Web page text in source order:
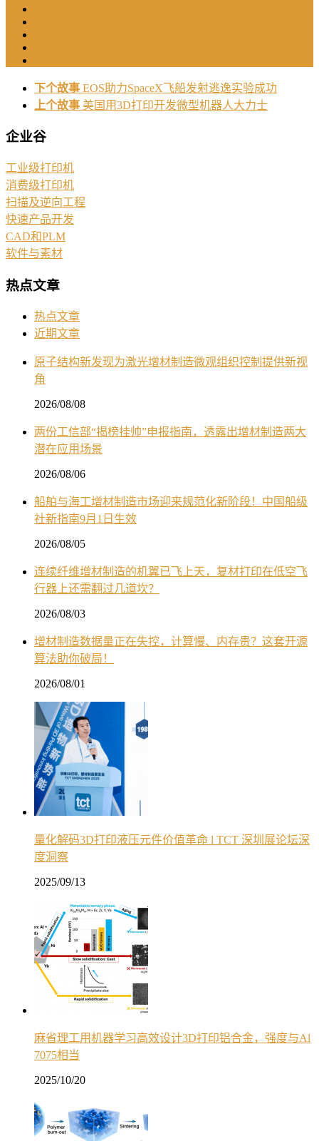
下个故事 EOS助力SpaceX飞船发射逃逸实验成功
上个故事 美国用3D打印开发微型机器人大力士
企业谷
工业级打印机
消费级打印机
扫描及逆向工程
快速产品开发
CAD和PLM
软件与素材
热点文章
热点文章
近期文章
原子结构新发现为激光增材制造微观组织控制提供新视
角
2026/08/08
两份工信部“揭榜挂帅”申报指南，透露出增材制造两大
潜在应用场景
2026/08/06
船舶与海工增材制造市场迎来规范化新阶段！中国船级
社新指南9月1日生效
2026/08/05
连续纤维增材制造的机翼已飞上天，复材打印在低空飞
行器上还需翻过几道坎？
2026/08/03
增材制造数据量正在失控，计算慢、内存贵？这套开源
算法助你破局！
2026/08/01
量化解码3D打印液压元件价值革命 l TCT 深圳展论坛深
度洞察
2025/09/13
麻省理工用机器学习高效设计3D打印铝合金，强度与Al
7075相当
2025/10/20